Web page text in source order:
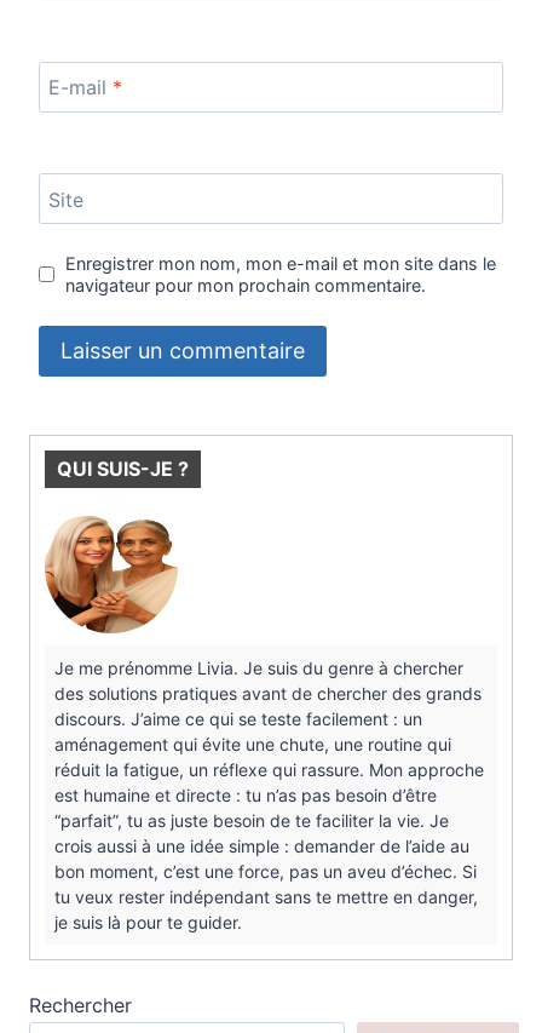
E-mail *
Site
Enregistrer mon nom, mon e-mail et mon site dans le
navigateur pour mon prochain commentaire.
QUI SUIS-JE ?
Je me prénomme Livia. Je suis du genre à chercher
des solutions pratiques avant de chercher des grands
discours. J’aime ce qui se teste facilement : un
aménagement qui évite une chute, une routine qui
réduit la fatigue, un réflexe qui rassure. Mon approche
est humaine et directe : tu n’as pas besoin d’être
“parfait”, tu as juste besoin de te faciliter la vie. Je
crois aussi à une idée simple : demander de l’aide au
bon moment, c’est une force, pas un aveu d’échec. Si
tu veux rester indépendant sans te mettre en danger,
je suis là pour te guider.
Rechercher